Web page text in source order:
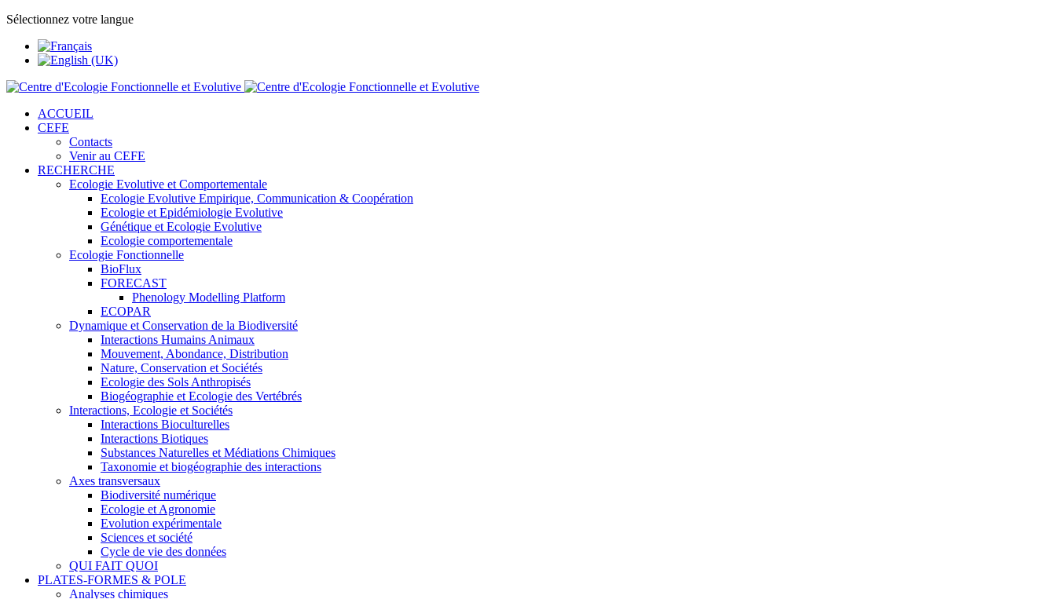
Sélectionnez votre langue
ACCUEIL
CEFE
Contacts
Venir au CEFE
RECHERCHE
Ecologie Evolutive et Comportementale
Ecologie Evolutive Empirique, Communication & Coopération
Ecologie et Epidémiologie Evolutive
Génétique et Ecologie Evolutive
Ecologie comportementale
Ecologie Fonctionnelle
BioFlux
FORECAST
Phenology Modelling Platform
ECOPAR
Dynamique et Conservation de la Biodiversité
Interactions Humains Animaux
Mouvement, Abondance, Distribution
Nature, Conservation et Sociétés
Ecologie des Sols Anthropisés
Biogéographie et Ecologie des Vertébrés
Interactions, Ecologie et Sociétés
Interactions Bioculturelles
Interactions Biotiques
Substances Naturelles et Médiations Chimiques
Taxonomie et biogéographie des interactions
Axes transversaux
Biodiversité numérique
Ecologie et Agronomie
Evolution expérimentale
Sciences et société
Cycle de vie des données
QUI FAIT QUOI
PLATES-FORMES & POLE
Analyses chimiques